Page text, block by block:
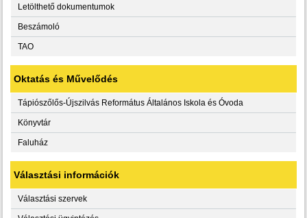
Letölthető dokumentumok
Beszámoló
TAO
Oktatás és Művelődés
Tápiószőlős-Újszilvás Református Általános Iskola és Óvoda
Könyvtár
Faluház
Választási információk
Választási szervek